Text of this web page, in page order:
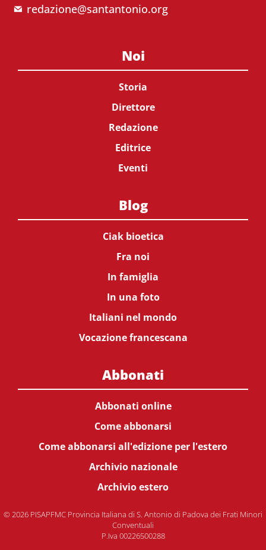
redazione@santantonio.org
Noi
Storia
Direttore
Redazione
Editrice
Eventi
Blog
Ciak bioetica
Fra noi
In famiglia
In una foto
Italiani nel mondo
Vocazione francescana
Abbonati
Abbonati online
Come abbonarsi
Come abbonarsi all'edizione per l'estero
Archivio nazionale
Archivio estero
© 2026 PISAPFMC Provincia Italiana di S. Antonio di Padova dei Frati Minori
Conventuali
P.Iva 00226500288